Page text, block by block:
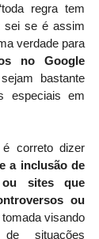
regra tem
sei se é assim
verdade para
no Google
bastante
especiais em
correto dizer
a inclusão de
ou sites que
ou
visando
situações